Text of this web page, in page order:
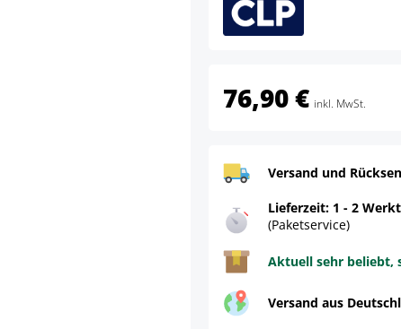
76,90 € inkl. MwSt.
Versand und
Lieferzeit: 1 - 2
(Paketservice)
Aktuell sehr beliebt,
Versand aus